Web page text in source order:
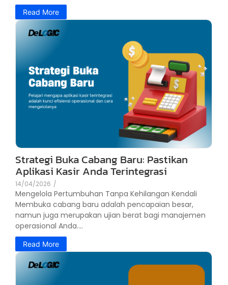
Read More
Strategi Buka Cabang Baru: Pastikan
Aplikasi Kasir Anda Terintegrasi
14/04/2026 /
Mengelola Pertumbuhan Tanpa Kehilangan Kendali
Membuka cabang baru adalah pencapaian besar,
namun juga merupakan ujian berat bagi manajemen
operasional Anda....
Read More